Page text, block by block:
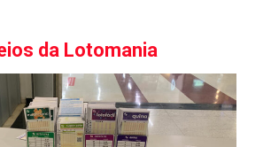
da Lotomania